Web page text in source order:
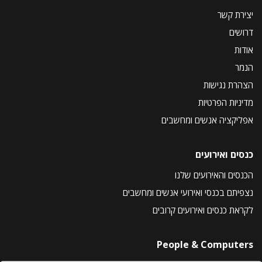
יצירת קשר
דרושים
אודות
הנמר
הצהרת נגישות
מדיניות הפרטיות
אפליקציה אנשים ומחשבים
כנסים ואירועים
הכנסים והאירועים שלנו
נצפיתם בכנסי ואירועי אנשים ומחשבים
לקראת כנסים ואירועים קרובים
People & Computers